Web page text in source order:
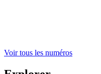
Voir tous les numéros